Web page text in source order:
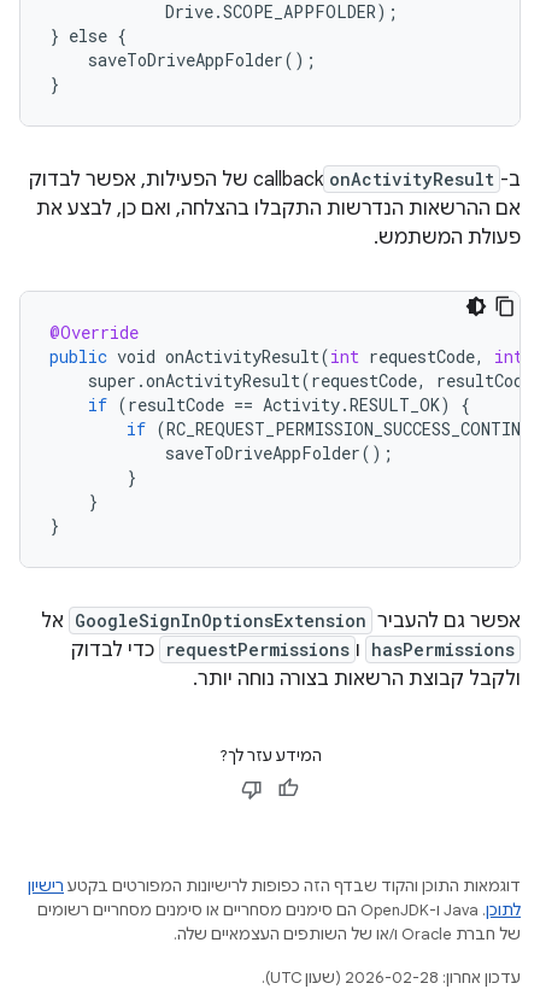
            Drive.SCOPE_APPFOLDER);
} else {
    saveToDriveAppFolder();
ב- onActivityResult
callback של הפעילות, אפשר לבדוק
אם ההרשאות הנדרשות התקבלו בהצלחה, ואם כן, לבצע את
פעולת המשתמש.
@Override
public void onActivityResult(int requestCode, int
super .onActivityResult(requestCode, resultCode
if (resultCode == Activity.RESULT_OK)
{
if (
saveToDriveAppFolder();
}
}
}
אפשר גם להעביר GoogleSignInOptionsExtension אל
hasPermissions ו requestPermissions כדי לבדוק
ולקבל קבוצת הרשאות בצורה נוחה יותר.
המידע עזר לך?
דוגמאות התוכן והקוד שבדף הזה כפופות לרישיונות המפורטים בקטע רישיון
לתוכן
.‏ Java ו-OpenJDK הם סימנים מסחריים או סימנים מסחריים רשומים
של חברת Oracle ו/או של השותפים העצמאיים שלה.
עדכון אחרון: 2026-02-28 (שעון UTC).